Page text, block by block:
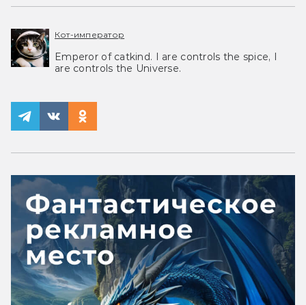
Кот-император
Emperor of catkind. I are controls the spice, I
are controls the Universe.